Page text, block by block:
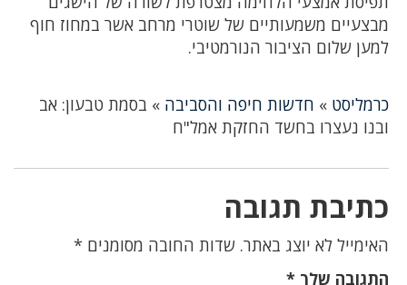
מבצעיים משמעותיים של שוטרי מרחב אשר במחוז חוף
למען שלום הציבור הנורמטיבי.
כרמליסט » חדשות חיפה והסביבה » בסמת טבעון: אב
ובנו נעצרו בחשד החזקת אמל"ח
כתיבת תגובה
האימייל לא יוצג באתר. שדות החובה מסומנים *
התגובה שלך *